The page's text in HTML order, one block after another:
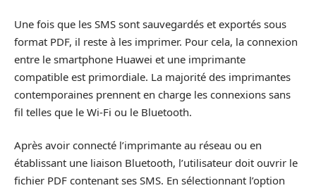
Une fois que les SMS sont sauvegardés et exportés sous
format PDF, il reste à les imprimer. Pour cela, la connexion
entre le smartphone Huawei et une imprimante
compatible est primordiale. La majorité des imprimantes
contemporaines prennent en charge les connexions sans
fil telles que le Wi-Fi ou le Bluetooth.
Après avoir connecté l’imprimante au réseau ou en
établissant une liaison Bluetooth, l’utilisateur doit ouvrir le
fichier PDF contenant ses SMS. En sélectionnant l’option